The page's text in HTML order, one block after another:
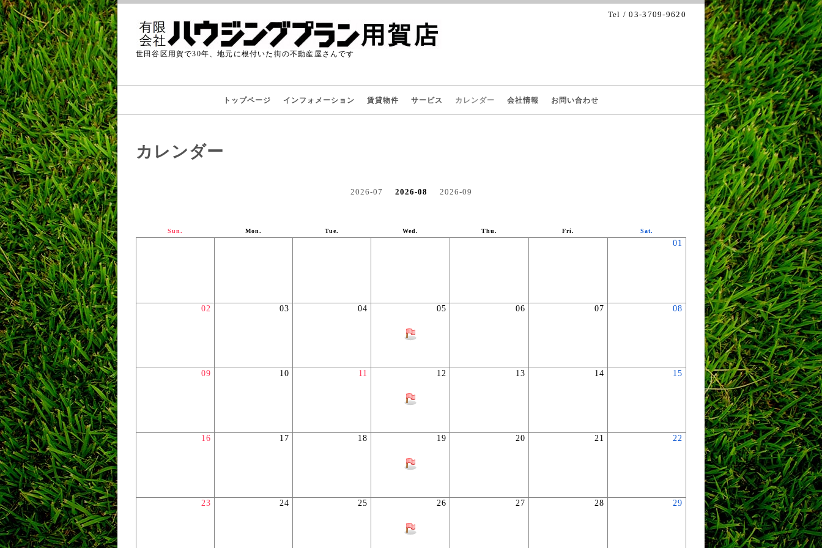
Tel / 03-3709-9620
世田谷区用賀で30年、地元に根付いた街の不動産屋さんです
トップページ インフォメーション 賃貸物件 サービス カレンダー 会社情報 お問い合わせ
カレンダー
2026-07 2026-08 2026-09
Sun. Mon. Tue. Wed. Thu. Fri. Sat.
01
02 03 04 05 06 07 08
09 10 11 12 13 14 15
16 17 18 19 20 21 22
23 24 25 26 27 28 29